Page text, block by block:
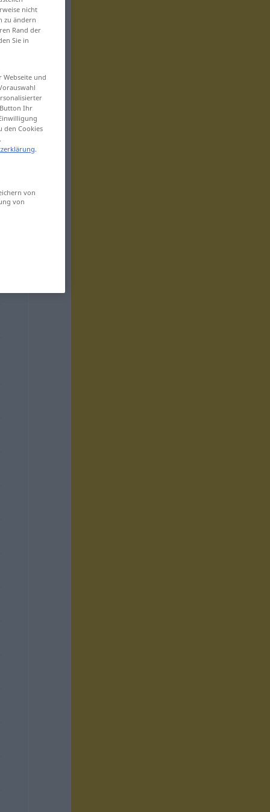
nicht
zu ändern
Rand der
Sie in
und
Ihr
den Cookies
.
von
von